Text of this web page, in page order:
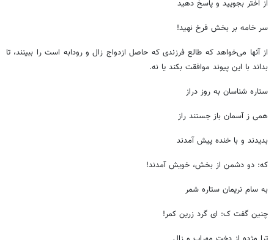
از اختر بجویید و پاسخ دهید
سر خامه بر بخش فرخ نهید!
از آنها می‌خواهد که طالع فرزندی که حاصل ازدواج زال و رودابه است را ببینند، تا
بداند با این پیوند موافقت بکند یا نه.
ستاره شناسان به روز دراز
همی ز آسمان باز جستند راز
بدیدند و با خنده پیش آمدند
که: دو دشمن از بخش، خویش آمدند!
به سام نریمان ستاره شمر
چنین گفت ک: ای گرد زرین کمر!